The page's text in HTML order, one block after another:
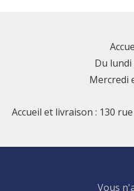
Du
Mercredi
Accueil et livraison : 130
Vous